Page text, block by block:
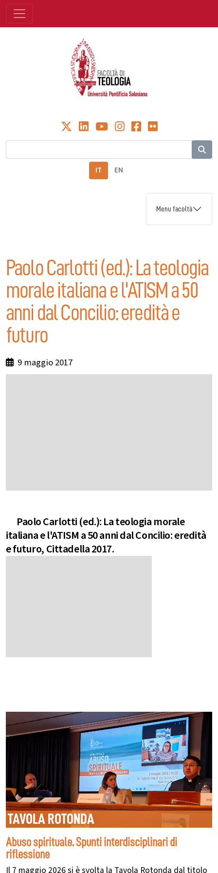
IT EN
Menu facoltà
Paolo Carlotti (ed.): La teologia
morale italiana e l'ATISM a 50
anni dal Concilio: eredità e
futuro
9 maggio 2017
Paolo Carlotti (ed.): La teologia morale
italiana e l'ATISM a 50 anni dal Concilio: eredità
e futuro, Cittadella 2017.
TAVOLA ROTONDA
Abuso spirituale. Spunti interdisciplinari di
riflessione
Il 7 maggio 2026 si è svolta la Tavola Rotonda dal titolo